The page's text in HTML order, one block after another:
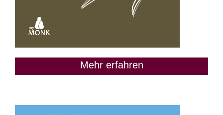
Mehr erfahren